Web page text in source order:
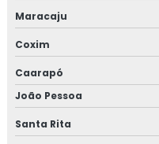
Maracaju
Coxim
Caarapó
João Pessoa
Santa Rita